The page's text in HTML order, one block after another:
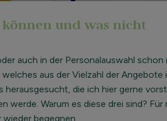
und was nicht
auch in der Personalauswahl schon
aus der Vielzahl der Angebote
herausgesucht, die ich hier gerne
werde. Warum es diese drei sind?
wieder begegnen.